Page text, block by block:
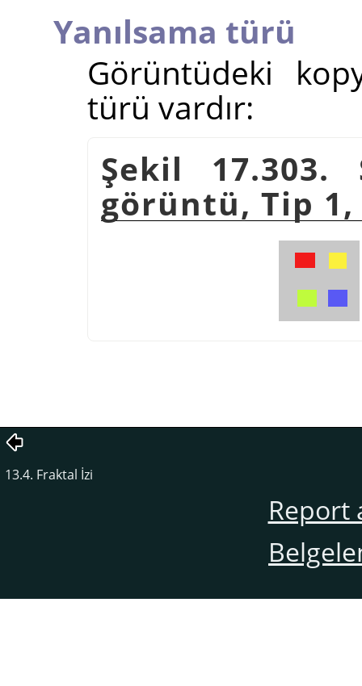
Yanılsama türü
Görüntüdeki
türü vardır:
Şekil 17.303.
görüntü, Tip
13.4. Fraktal İzi
Report